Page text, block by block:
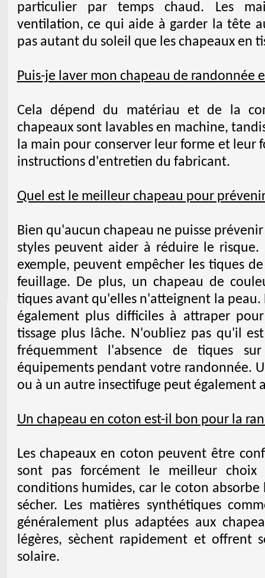
particulier par temps chaud. Les
ventilation, ce qui aide à garder la tête
pas autant du soleil que les chapeaux en
Puis-je laver mon chapeau de randonnée
Cela dépend du matériau et de la
chapeaux sont lavables en machine,
la main pour conserver leur forme et leur
instructions d'entretien du fabricant.
Quel est le meilleur chapeau pour
Bien qu'aucun chapeau ne puisse
styles peuvent aider à réduire le risque.
exemple, peuvent empêcher les tiques
feuillage. De plus, un chapeau de
tiques avant qu'elles n'atteignent la peau.
également plus difficiles à attraper
tissage plus lâche. N'oubliez pas qu'il
fréquemment l'absence de tiques
équipements pendant votre randonnée.
ou à un autre insectifuge peut également
Un chapeau en coton est-il bon pour la
Les chapeaux en coton peuvent être
sont pas forcément le meilleur choix
conditions humides, car le coton
sécher. Les matières synthétiques
généralement plus adaptées aux
légères, sèchent rapidement et offrent
solaire.